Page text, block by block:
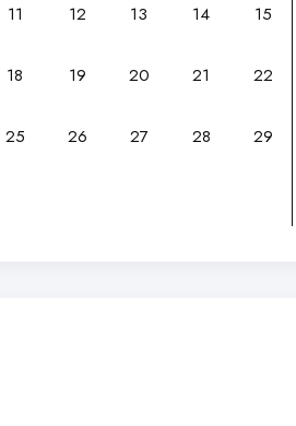
11 12 13 14 15
18 19 20 21 22
25 26 27 28 29